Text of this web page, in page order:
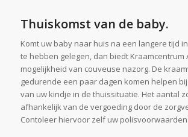
Thuiskomst van de baby.
Komt uw baby naar huis na een langere tijd
te hebben gelegen, dan biedt Kraamcentrum
mogelijkheid van couveuse nazorg. De
gedurende een paar dagen komen helpen
van uw kindje in de thuissituatie. Het aantal
afhankelijk van de vergoeding door de
Contoleer hiervoor zelf uw polisvoorwaarden.